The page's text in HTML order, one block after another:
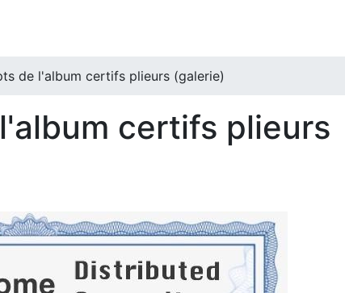
de l'album certifs plieurs (galerie)
certifs plieurs